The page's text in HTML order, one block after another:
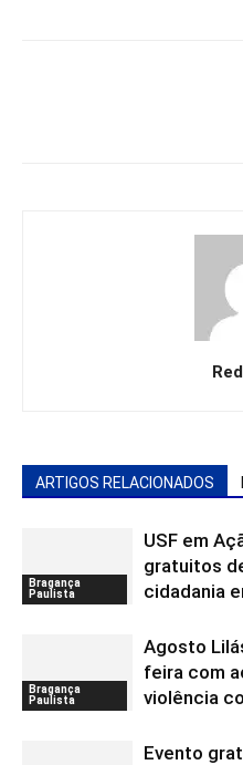
ARTIGOS RELACIONADOS
Bragança
Paulista
USF em
gratuitos
cidadania
Bragança
Paulista
Agosto
feira com
violência
Evento